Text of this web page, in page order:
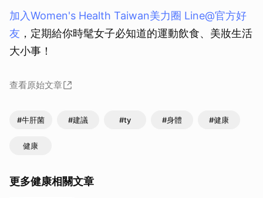
加入Women's Health Taiwan美力圈 Line@官方好
友 ，定期給你時髦女子必知道的運動飲食、美妝生活
大小事！
查看原始文章
#牛肝菌 #建議 #ty #身體 #健康
健康
更多健康相關文章